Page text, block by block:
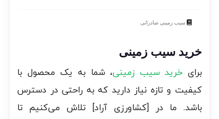
سیب زمینی صادراتی
خرید سیب زمینی
برای خرید سیب زمینی، شما به یک محصول با
کیفیت و تازه نیاز دارید که به راحتی در دسترس
باشد. ما در [کشاورزی آراد] تلاش می‌کنیم تا